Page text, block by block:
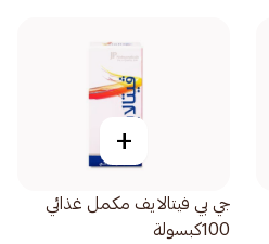
+
جي بي فيتالايف مكمل غذائي
100كبسولة